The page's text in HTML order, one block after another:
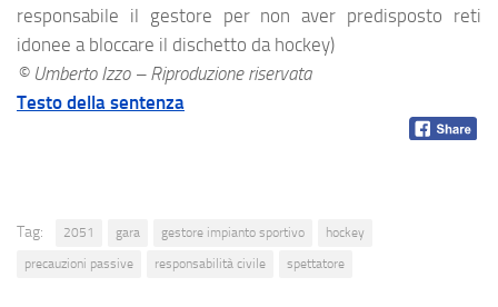
responsabile il gestore per non aver predisposto reti
idonee a bloccare il dischetto da hockey)
© Umberto Izzo – Riproduzione riservata
Testo della sentenza
Tag: 2051 gara gestore impianto sportivo
hockey
precauzioni passive
responsabilità civile spettatore